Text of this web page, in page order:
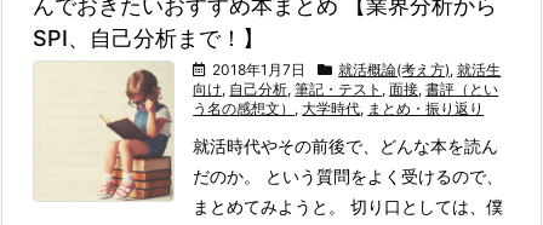
んでおきたいおすすめ本まとめ 【業界分析から
SPI、自己分析まで！】
2018年1月7日 就活概論(考え方),就活生
向け, 自己分析,筆記・テスト ,面接,書評（とい
う名の感想文） ,大学時代, まとめ・振り返り
就活時代やその前後で、どんな本を読ん
だのか。 という質問をよく受けるので、
まとめてみようと。 切り口としては、僕